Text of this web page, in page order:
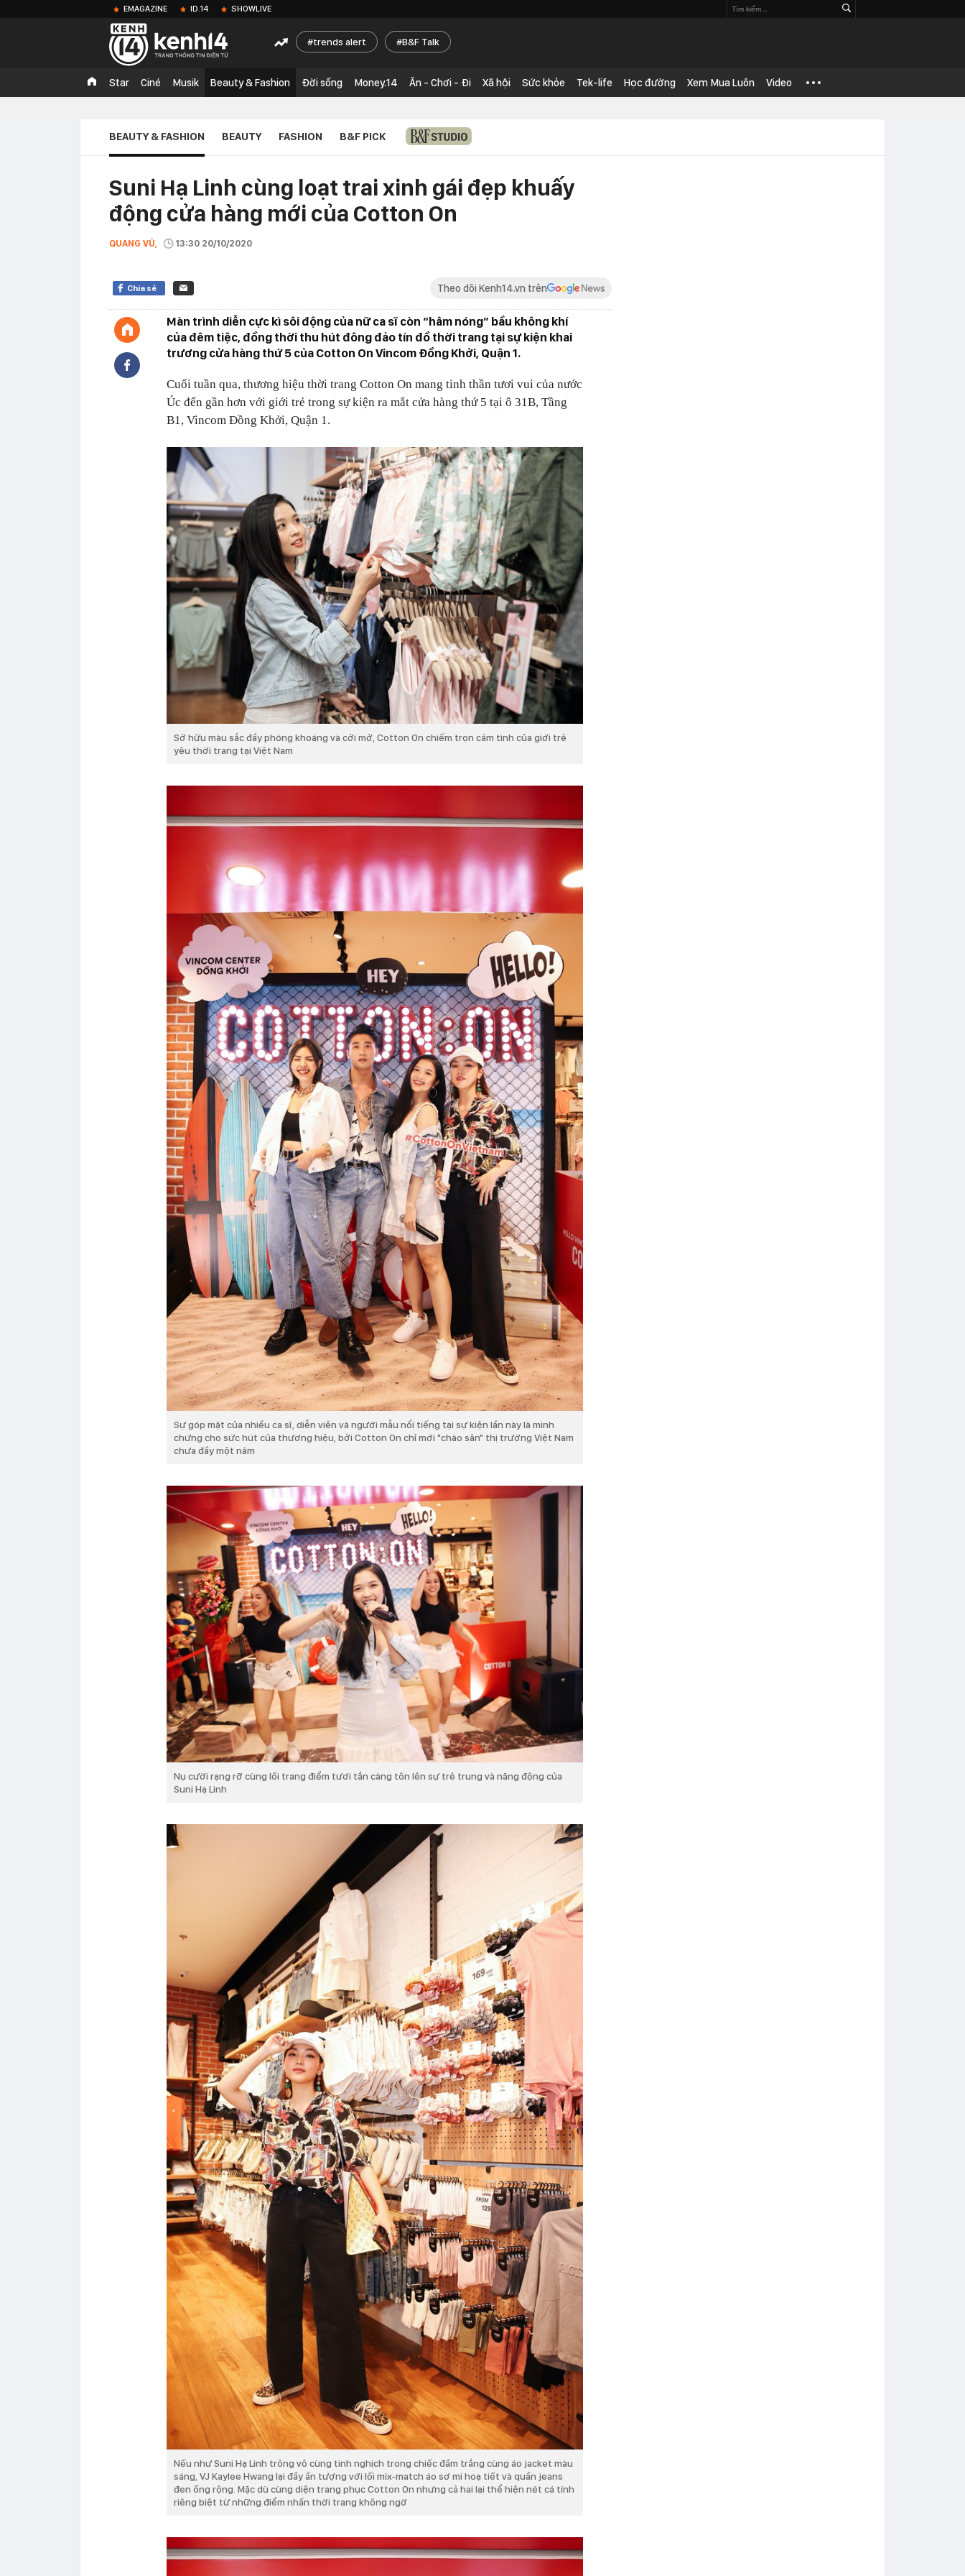
EMAGAZINE ID.14 SHOWLIVE
trends alert B&F Talk
Star Ciné Musik Beauty & Fashion Đời sống Money.14 Ăn - Chơi - Đi Xã hội Sức khỏe Tek-life Học đường Xem Mua Luôn Video
BEAUTY & FASHION BEAUTY FASHION B&F PICK
Suni Hạ Linh cùng loạt trai xinh gái đẹp khuấy
động cửa hàng mới của Cotton On
QUANG VŨ, 13:30 20/10/2020
Chia sẻ Theo dõi Kenh14.vn trên
Màn trình diễn cực kì sôi động của nữ ca sĩ còn “hâm nóng” bầu không khí
của đêm tiệc, đồng thời thu hút đông đảo tín đồ thời trang tại sự kiện khai
trương cửa hàng thứ 5 của Cotton On Vincom Đồng Khởi, Quận 1.
Cuối tuần qua, thương hiệu thời trang Cotton On mang tinh thần tươi vui của nước
Úc đến gần hơn với giới trẻ trong sự kiện ra mắt cửa hàng thứ 5 tại ô 31B, Tầng
B1, Vincom Đồng Khởi, Quận 1.
Sở hữu màu sắc đầy phóng khoáng và cởi mở, Cotton On chiếm trọn cảm tình của giới trẻ
yêu thời trang tại Việt Nam
Sự góp mặt của nhiều ca sĩ, diễn viên và người mẫu nổi tiếng tại sự kiện lần này là minh
chứng cho sức hút của thương hiệu, bởi Cotton On chỉ mới "chào sân" thị trường Việt Nam
chưa đầy một năm
Nụ cười rạng rỡ cùng lối trang điểm tươi tắn càng tôn lên sự trẻ trung và năng động của
Suni Hạ Linh
Nếu như Suni Hạ Linh trông vô cùng tinh nghịch trong chiếc đầm trắng cùng áo jacket màu
sáng, VJ Kaylee Hwang lại đầy ấn tượng với lối mix-match áo sơ mi hoạ tiết và quần jeans
đen ống rộng. Mặc dù cùng diện trang phục Cotton On nhưng cả hai lại thể hiện nét cá tính
riêng biệt từ những điểm nhấn thời trang không ngờ